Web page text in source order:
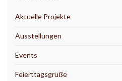
Aktuelle Projekte
Ausstellungen
Events
Feierttagsgrüße